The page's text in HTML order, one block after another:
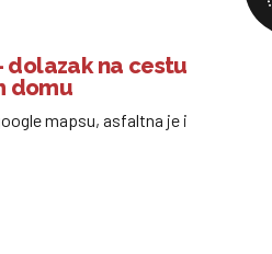
dolazak na cestu
domu
mapsu, asfaltna je i